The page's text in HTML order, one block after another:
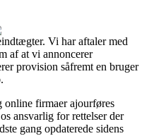
Vi har aftaler med
af at vi annoncerer
provision såfremt en bruger
online firmaer ajourføres
ansvarlig for rettelser der
gang opdaterede sidens